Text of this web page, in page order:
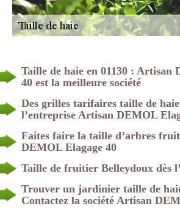
Taille de haie en 01130 : Artisan
40 est la meilleure société
Des grilles tarifaires taille de
l’entreprise Artisan DEMOL
Faites faire la taille d’arbres
DEMOL Elagage 40
Taille de fruitier Belleydoux dès
Trouver un jardinier taille de
Contactez la société Artisan